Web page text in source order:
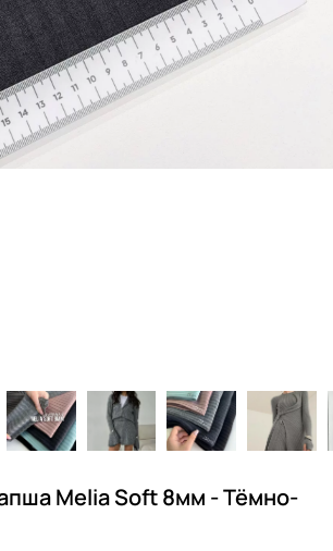
Melia Soft 8мм - Тёмно-